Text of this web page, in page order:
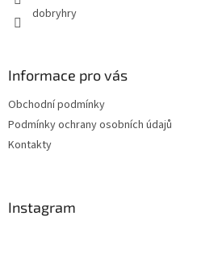
dobryhry
Informace pro vás
Obchodní podmínky
Podmínky ochrany osobních údajů
Kontakty
Instagram